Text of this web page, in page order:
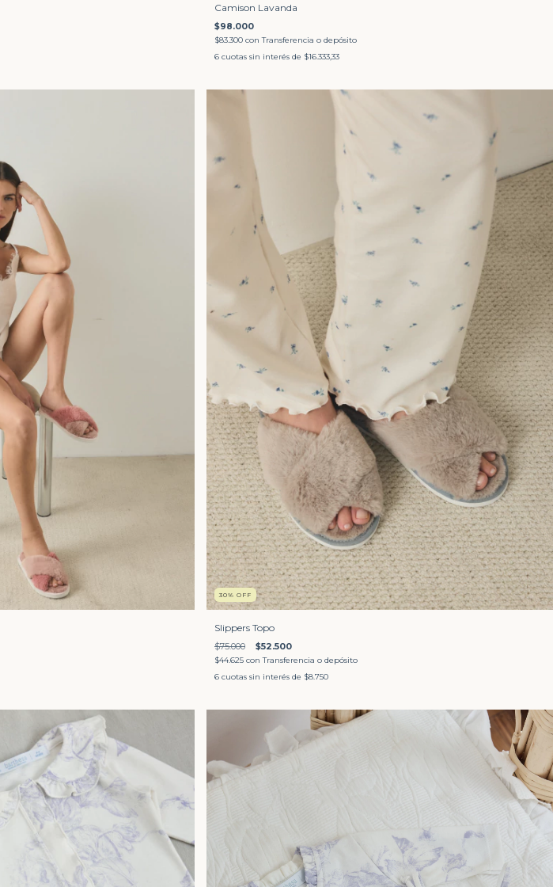
Camison Lavanda
$98.000
$83.300 con Transferencia o depósito
6 cuotas sin interés de $16.333,33
30% OFF
Slippers Topo
$75.000 $52.500
$44.625 con Transferencia o depósito
6 cuotas sin interés de $8.750